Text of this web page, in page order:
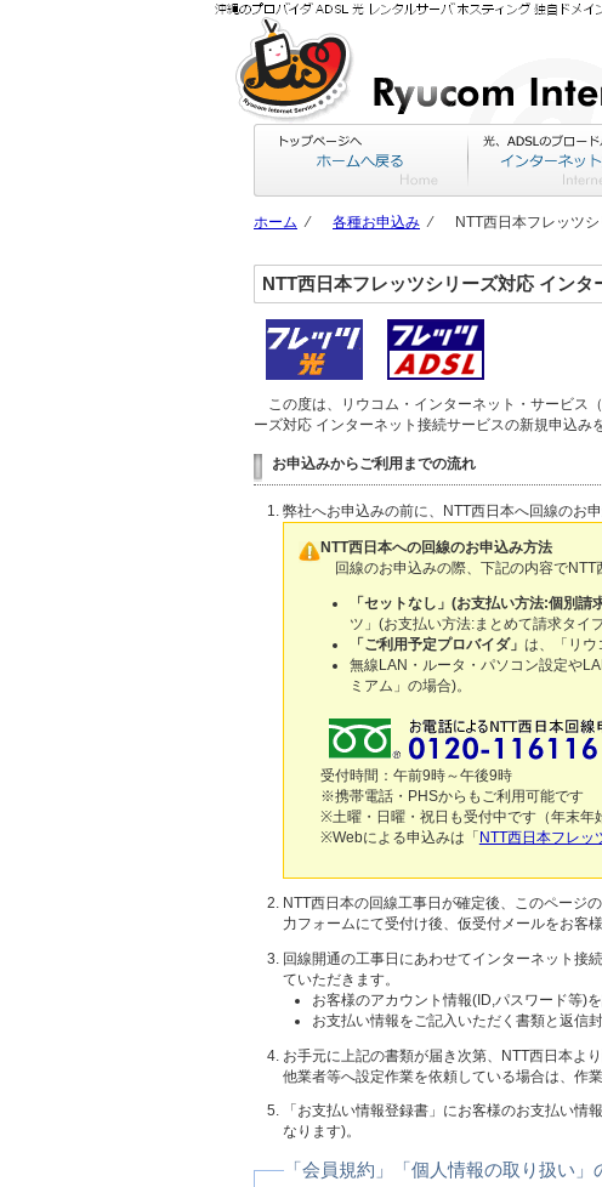
ホーム ⁄ 各種お申込み ⁄ NTT西日本フレッツ
NTT西日本フレッツシリーズ対応 イン
この度は、リウコム・インターネット・サービス
ーズ対応 インターネット接続サービスの新規申込み
お申込みからご利用までの流れ
弊社へお申込みの前に、NTT西日本へ回線のお
NTT西日本への回線のお申込み方法
回線のお申込みの際、下記の内容でNTT
「セットなし」(お支払い方法:個別請
ツ」(お支払い方法:まとめて請求タイ
「ご利用予定プロバイダ」 は、「リウ
無線LAN・ルータ・パソコン設定や
ミアム」の場合)。
受付時間：午前9時～午後9時
※携帯電話・PHSからもご利用可能です
※土曜・日曜・祝日も受付中です（年末年
※Webによる申込みは「NTT西日本フレッ
NTT西日本の回線工事日が確定後、このページ
力フォームにて受付け後、仮受付メールをお客
回線開通の工事日にあわせてインターネット接
ていただきます。
お客様のアカウント情報(ID,パスワード等)
お支払い情報をご記入いただく書類と返信
お手元に上記の書類が届き次第、NTT西日本よ
他業者等へ設定作業を依頼している場合は、作
「お支払い情報登録書」にお客様のお支払い
なります)。
「会員規約」「個人情報の取り扱い」